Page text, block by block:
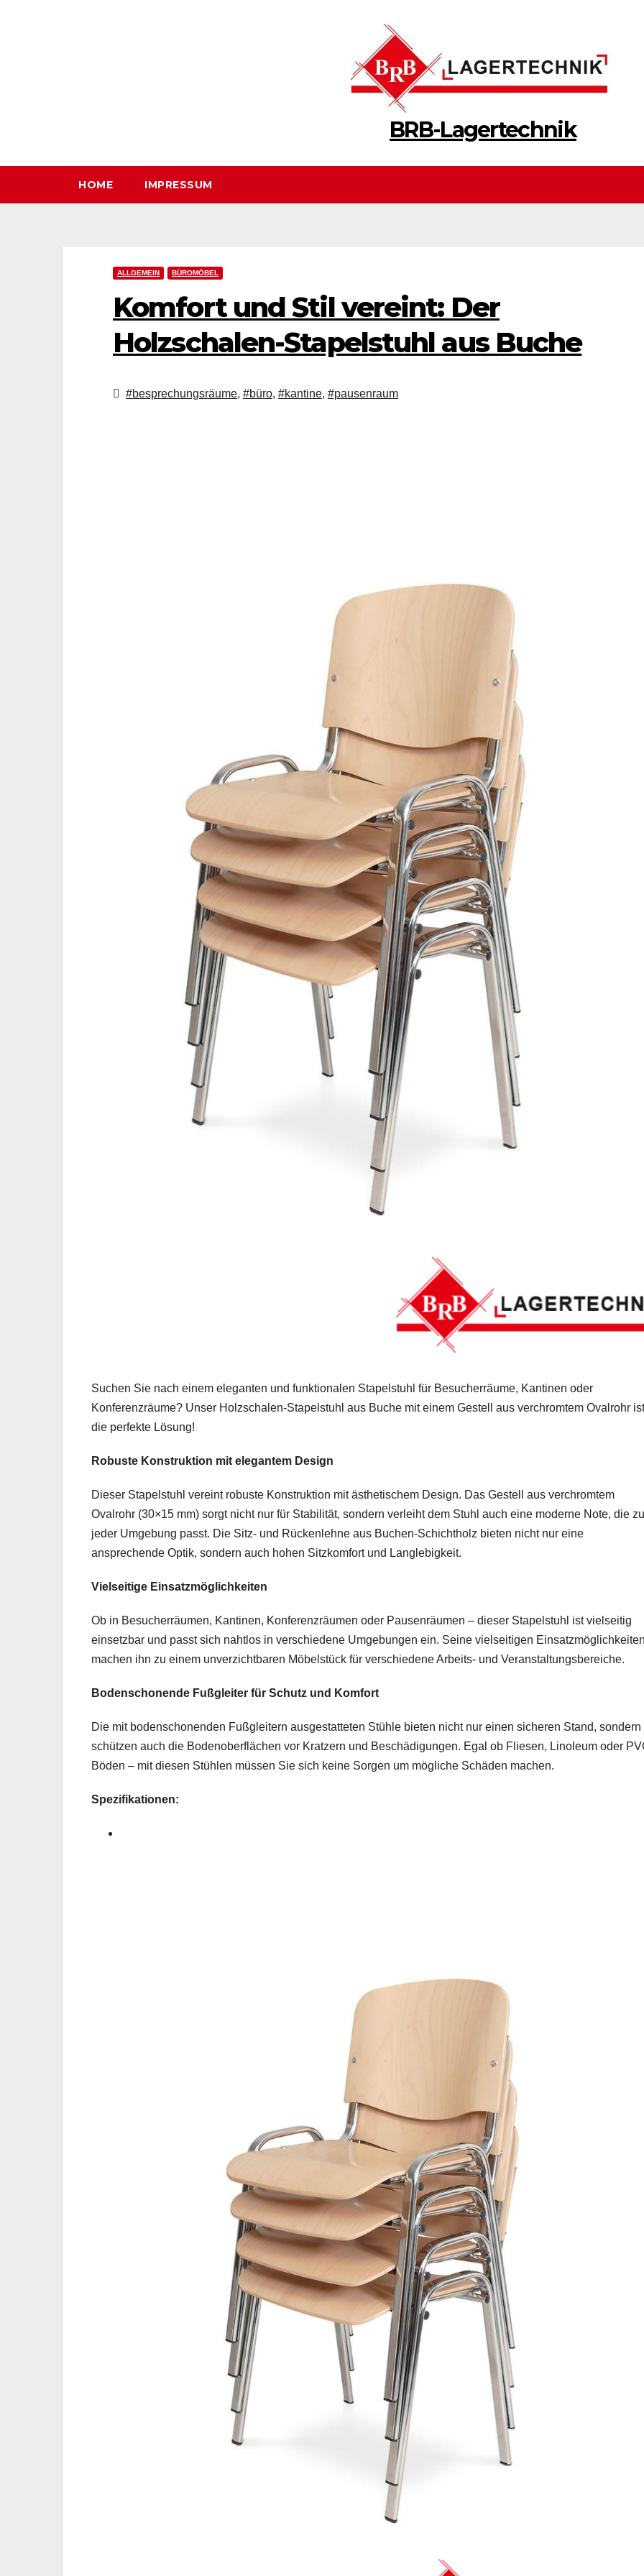
BRB-Lagertechnik
HOME IMPRESSUM
ALLGEMEIN BÜROMÖBEL
Komfort und Stil vereint: Der
Holzschalen-Stapelstuhl aus Buche
#besprechungsräume, #büro, #kantine, #pausenraum
Suchen Sie nach einem eleganten und funktionalen Stapelstuhl für Besucherräume, Kantinen oder
Konferenzräume? Unser Holzschalen-Stapelstuhl aus Buche mit einem Gestell aus verchromtem Ovalrohr ist
die perfekte Lösung!
Robuste Konstruktion mit elegantem Design
Dieser Stapelstuhl vereint robuste Konstruktion mit ästhetischem Design. Das Gestell aus verchromtem
Ovalrohr (30×15 mm) sorgt nicht nur für Stabilität, sondern verleiht dem Stuhl auch eine moderne Note, die zu
jeder Umgebung passt. Die Sitz- und Rückenlehne aus Buchen-Schichtholz bieten nicht nur eine
ansprechende Optik, sondern auch hohen Sitzkomfort und Langlebigkeit.
Vielseitige Einsatzmöglichkeiten
Ob in Besucherräumen, Kantinen, Konferenzräumen oder Pausenräumen – dieser Stapelstuhl ist vielseitig
einsetzbar und passt sich nahtlos in verschiedene Umgebungen ein. Seine vielseitigen
machen ihn zu einem unverzichtbaren Möbelstück für verschiedene Arbeits- und Veranstaltungsbereiche.
Bodenschonende Fußgleiter für Schutz und Komfort
Die mit bodenschonenden Fußgleitern ausgestatteten Stühle bieten nicht nur einen sicheren Stand, sondern
schützen auch die Bodenoberflächen vor Kratzern und Beschädigungen. Egal ob Fliesen, Linoleum oder
Böden – mit diesen Stühlen müssen Sie sich keine Sorgen um mögliche Schäden machen.
Spezifikationen: